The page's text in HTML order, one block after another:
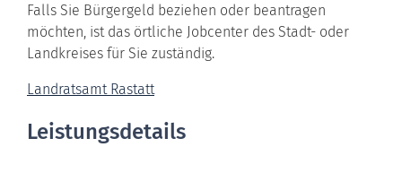
Falls Sie Bürgergeld beziehen oder beantragen
möchten, ist das örtliche Jobcenter des Stadt- oder
Landkreises für Sie zuständig.
Landratsamt Rastatt
Leistungsdetails